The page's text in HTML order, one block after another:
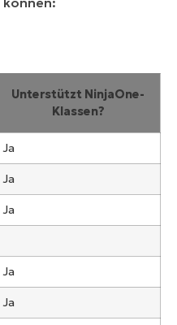
Unterstützt NinjaOne-
Klassen?
Ja
Ja
Ja
Ja
Ja